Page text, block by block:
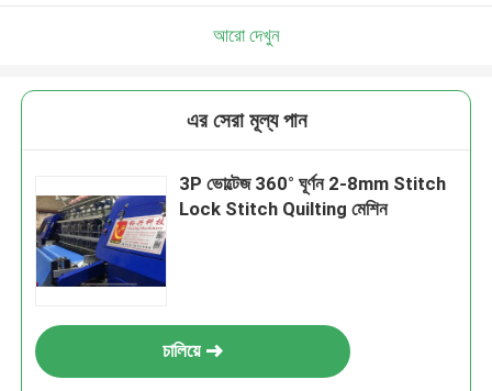
আরো দেখুন
এর সেরা মূল্য পান
3P ভোল্টেজ 360° ঘূর্ণন 2-8mm Stitch
Lock Stitch Quilting মেশিন
চালিয়ে